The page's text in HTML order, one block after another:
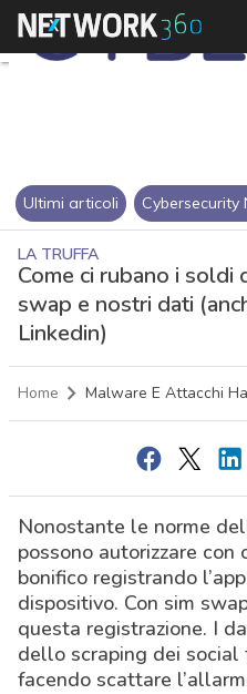
Ultimi articoli Cybersecurity
LA TRUFFA
Come ci rubano i soldi
swap e nostri dati
Linkedin)
Home Malware E Attacchi
Nonostante le norme
possono autorizzare con
bonifico registrando
dispositivo. Con sim
questa registrazione. I
dello scraping dei
facendo scattare